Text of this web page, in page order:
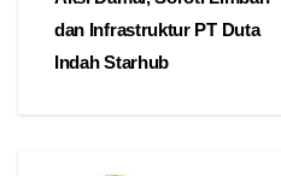
pos
dan Infrastruktur PT Duta
Indah Starhub